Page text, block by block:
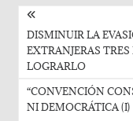
Post
navigation
DISMINUIR LA
EXTRANJERAS
LOGRARLO
“CONVENCIÓN
NI DEMOCRÁTICA (I)